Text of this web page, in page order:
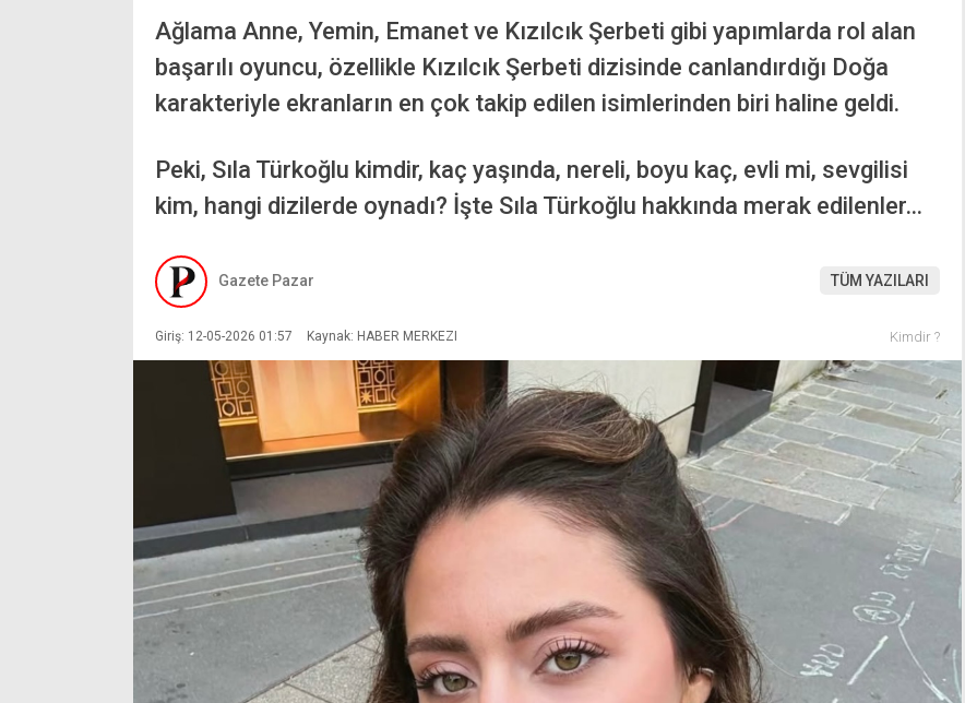
Ağlama Anne, Yemin, Emanet ve Kızılcık Şerbeti gibi yapımlarda rol alan
başarılı oyuncu, özellikle Kızılcık Şerbeti dizisinde canlandırdığı Doğa
karakteriyle ekranların en çok takip edilen isimlerinden biri haline geldi.
Peki, Sıla Türkoğlu kimdir, kaç yaşında, nereli, boyu kaç, evli mi, sevgilisi
kim, hangi dizilerde oynadı? İşte Sıla Türkoğlu hakkında merak edilenler…
Gazete Pazar TÜM YAZILARI
Giriş: 12-05-2026 01:57 Kaynak: HABER MERKEZI Kimdir ?